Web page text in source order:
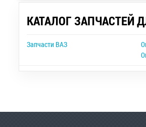
КАТАЛОГ ЗАПЧАСТЕЙ
Запчасти ВАЗ